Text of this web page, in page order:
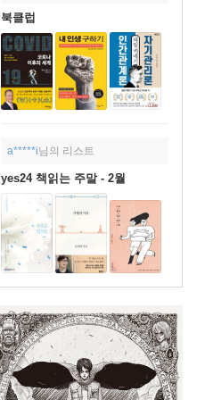
북클럽
a*****i님의 리스트
yes24 책읽는 주말 - 2월